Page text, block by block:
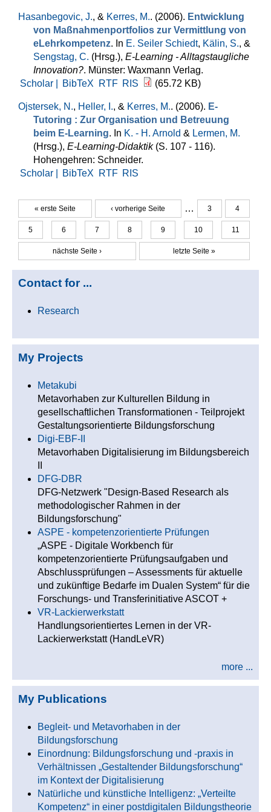
Hasanbegovic, J., & Kerres, M.. (2006). Entwicklung
von Maßnahmenportfolios zur Vermittlung von
eLehrkompetenz. In E. Seiler Schiedt, Kälin, S., &
Sengstag, C. (Hrsg.), E-Learning - Alltagstaugliche
Innovation?. Münster: Waxmann Verlag.
Scholar |
BibTeX RTF RIS (65.72 KB)
Ojstersek, N., Heller, I., & Kerres, M.. (2006). E-
Tutoring : Zur Organisation und Betreuung
beim E-Learning. In K. - H. Arnold & Lermen, M.
(Hrsg.), E-Learning-Didaktik (S. 107 - 116).
Hohengehren: Schneider.
Scholar |
BibTeX RTF RIS
Seiten
« erste Seite ‹ vorherige Seite … 3 4
5 6 7 8 9 10 11
nächste Seite › letzte Seite »
Contact for ...
Research
My Projects
Metakubi
Metavorhaben zur Kulturellen Bildung in
gesellschaftlichen Transformationen - Teilprojekt
Gestaltungsorientierte Bildungsforschung
Digi-EBF-II
Metavorhaben Digitalisierung im Bildungsbereich
DFG-DBR
DFG-Netzwerk "Design-Based Research als
methodologischer Rahmen in der
Bildungsforschung"
ASPE - kompetenzorientierte Prüfungen
„ASPE - Digitale Workbench für
kompetenzorientierte Prüfungsaufgaben und
Abschlussprüfungen – Assessments für aktuelle
und zukünftige Bedarfe im Dualen System“ für die
Forschungs- und Transferinitiative ASCOT +
VR-Lackierwerkstatt
Handlungsorientiertes Lernen in der VR-
Lackierwerkstatt (HandLeVR)
more ...
My Publications
Begleit- und Metavorhaben in der
Bildungsforschung
Einordnung: Bildungsforschung und -praxis in
Verhältnissen „Gestaltender Bildungsforschung“
im Kontext der Digitalisierung
Natürliche und künstliche Intelligenz: „Verteilte
Kompetenz“ in einer postdigitalen Bildungstheorie